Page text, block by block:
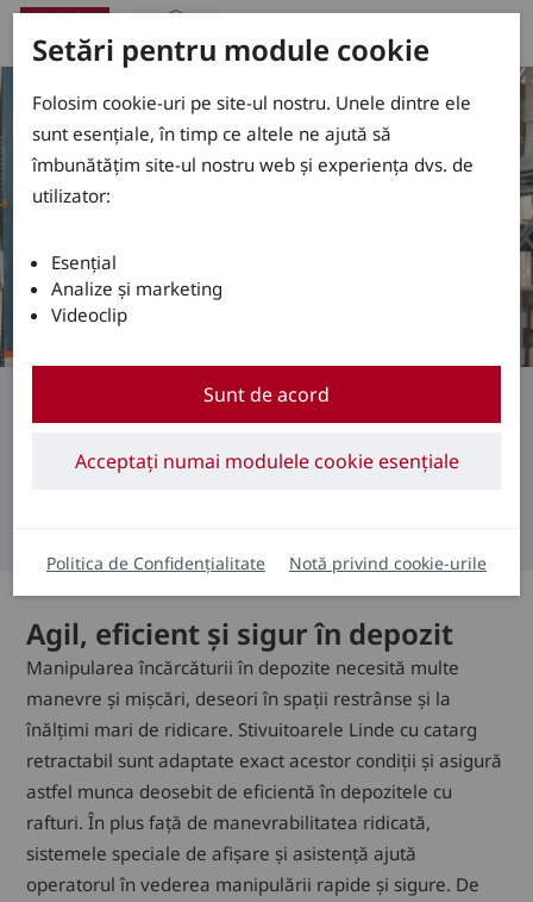
Stivuitoare cu catarg retractabil
Manipulare rapidă în
depozitele cu rafturi și
Agil, eficient și sigur în depozit
Manipularea încărcăturii în depozite necesită multe
manevre și mișcări, deseori în spații restrânse și la
înălțimi mari de ridicare. Stivuitoarele Linde cu catarg
retractabil sunt adaptate exact acestor condiții și asigură
astfel munca deosebit de eficientă în depozitele cu
rafturi. În plus față de manevrabilitatea ridicată,
sistemele speciale de afișare și asistență ajută
operatorul în vederea manipulării rapide și sigure. De
Setări pentru module cookie
Folosim cookie-uri pe site-ul nostru. Unele dintre ele
sunt esențiale, în timp ce altele ne ajută să
îmbunătățim site-ul nostru web și experiența dvs. de
utilizator:
Esențial
Analize și marketing
Videoclip
Sunt de acord
Acceptați numai modulele cookie esențiale
Politica de Confidențialitate Notă privind cookie-urile